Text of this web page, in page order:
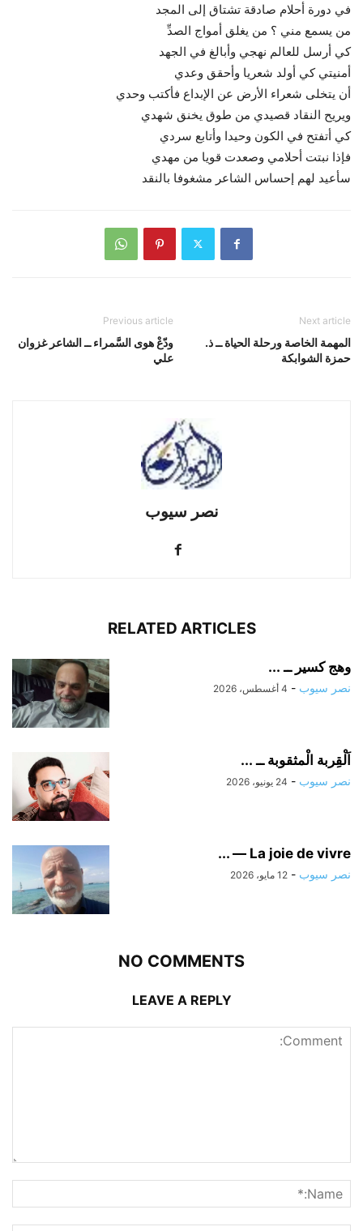
في دورة أحلام صادقة تشتاق إلى المجد
من يسمع مني ؟ من يغلق أمواج الصدِّ
كي أرسل للعالم نهجي وأبالغ في الجهد
أمنيتي كي أولد شعريا وأحقق وعدي
أن يتخلى شعراء الأرض عن الإبداع فأكتب وحدي
ويريح النقاد قصيدي من طوق يخنق شهدي
كي أتفتح في الكون وحيدا وأتابع سردي
فإذا نبتت أحلامي وصعدت قويا من مهدي
سأعيد لهم إحساس الشاعر مشغوفا بالنقد
Previous article
ودّعْ هوى السَّمراء ــ الشاعر غزوان
علي
Next article
المهمة الخاصة ورحلة الحياة ــ ذ.
حمزة الشوابكة
نصر سيوب
RELATED ARTICLES
وهج كسير ــ ...
نصر سيوب - 4 أغسطس، 2026
اَلْقِربة الْمثقوبة ــ ...
نصر سيوب - 24 يونيو، 2026
La joie de vivre — ...
نصر سيوب - 12 مايو، 2026
NO COMMENTS
LEAVE A REPLY